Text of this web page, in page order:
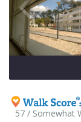
57 / Somewhat